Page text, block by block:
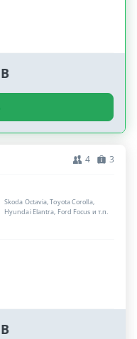
4 3
Skoda Octavia, Toyota Corolla,
Hyundai Elantra, Ford Focus и т.п.